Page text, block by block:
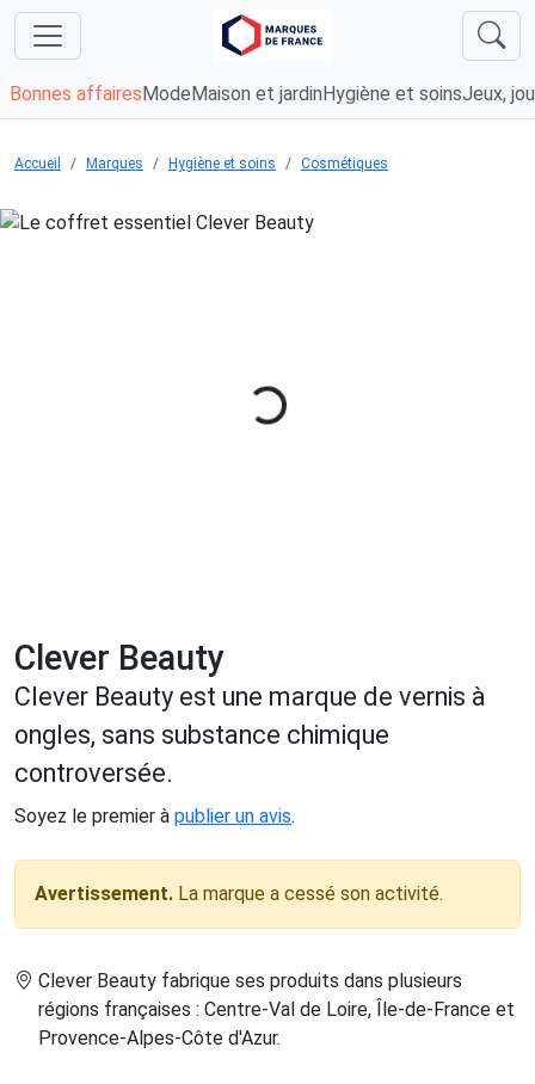
Bonnes affaires Mode Maison et jardin Hygiène et soinsJeux,
Accueil Marques Hygiène et soins Cosmétiques
Chargement...
Clever Beauty
Clever Beauty est une marque de vernis à
ongles, sans substance chimique
controversée.
Soyez le premier à publier un avis.
Avertissement. La marque a cessé son activité.
Clever Beauty fabrique ses produits dans plusieurs
régions françaises : Centre-Val de Loire, Île-de-France et
Provence-Alpes-Côte d'Azur.